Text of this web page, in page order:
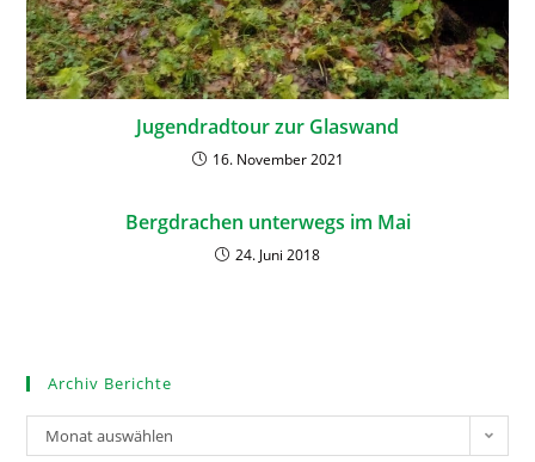
Jugendradtour zur Glaswand
16. November 2021
Bergdrachen unterwegs im Mai
24. Juni 2018
Archiv Berichte
Monat auswählen